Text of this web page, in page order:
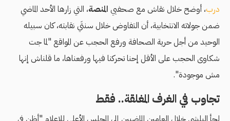
درب، أوضح خلال نقاش مع صحفيي المنصة، التي زارها الأحد الماضي
ضمن جولاته الانتخابية، أن التفاوض خلال سنتَي نقابته، كان سبيله
الوحيد من أجل حرية الصحافة ورفع الحجب عن المواقع "لما جت
شكاوى الحجب على الأقل إحنا تحركنا فيها ورفعناها، ما قلناش إنها
مش موجودة".
تجاوب في الغرف المغلقة.. فقط